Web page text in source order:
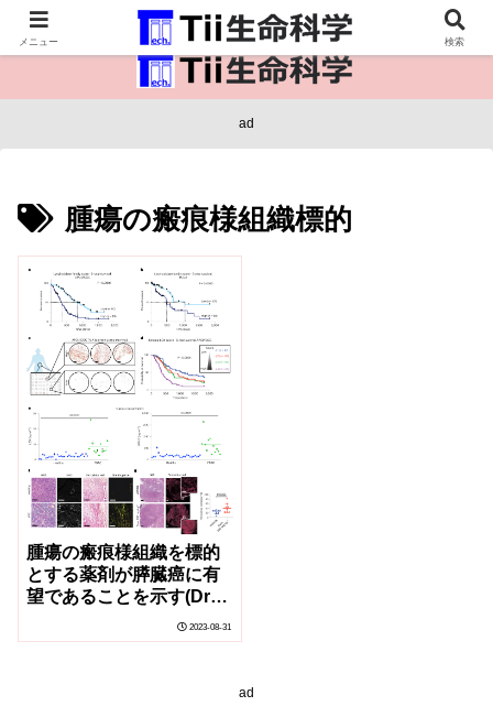
医療保健・生命・生物の情報インフラ。
ad
腫瘍の瘢痕様組織標的
腫瘍の瘢痕様組織を標的
とする薬剤が膵臓癌に有
望であることを示す(Drug
that targets scar-like
tissue in tumours shows
2023-08-31
ad
メニュー 検索